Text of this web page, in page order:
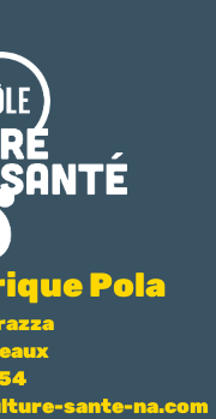
Pola
sante-na.com